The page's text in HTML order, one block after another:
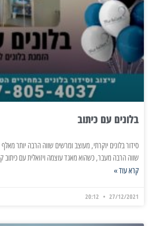
בלונים עם כיתוב
סידור בלונים יוקרתי, מעוצב ומרשים שווה הרבה יותר
שווה הרבה מעבר, כשהוא מאגד עוצמה ויזואלית עם כיתוב
קרא עוד »
27/12/2021